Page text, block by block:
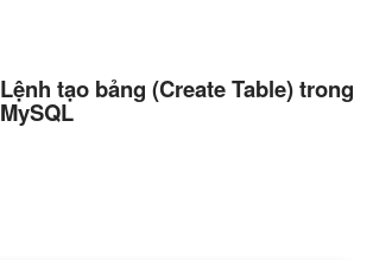
Lệnh tạo bảng (Create Table) trong
MySQL